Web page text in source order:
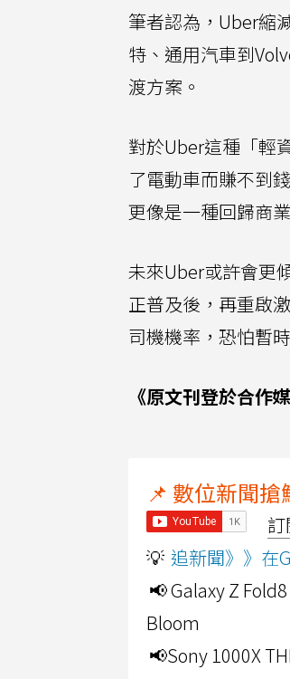
筆者認為，Uber縮
特、通用汽車到
渡方案。
對於Uber這種「輕
了電動車而賺不到
更像是一種回歸商
未來Uber或許會更
正普及後，再重啟
司機機率，恐怕暫
《原文刊登於合作
📌 數位新聞搶
💡 追新聞》》在
📢 Galaxy Z
Bloom
📢Sony 1000X